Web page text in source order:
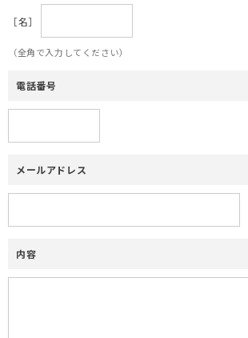
［名］
（全角で入力してください）
電話番号
メールアドレス
内容